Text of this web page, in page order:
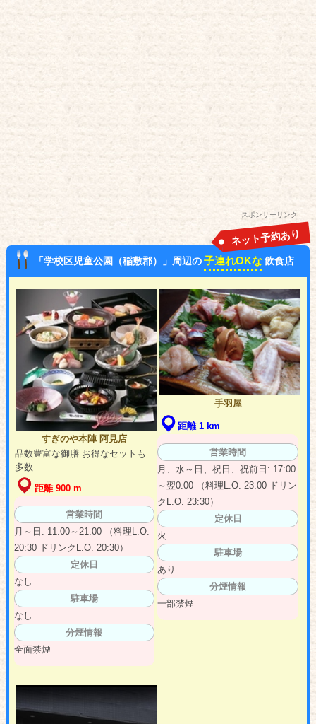
スポンサーリンク
「学校区児童公園（稲敷郡）」周辺の子連れOKな 飲食店
ネット予約あり
すぎのや本陣 阿見店
品数豊富な御膳 お得なセットも
多数
距離 900 m
営業時間
月～日: 11:00～21:00 （料理L.O.
20:30 ドリンクL.O. 20:30）
定休日
なし
駐車場
なし
分煙情報
全面禁煙
手羽屋
距離 1 km
営業時間
月、水～日、祝日、祝前日: 17:00
～翌0:00 （料理L.O. 23:00 ドリン
クL.O. 23:30）
定休日
火
駐車場
あり
分煙情報
一部禁煙